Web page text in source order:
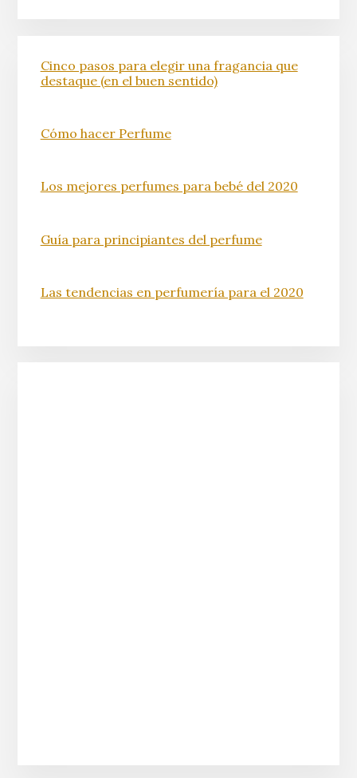
Cinco pasos para elegir una fragancia que
destaque (en el buen sentido)
Cómo hacer Perfume
Los mejores perfumes para bebé del 2020
Guía para principiantes del perfume
Las tendencias en perfumería para el 2020